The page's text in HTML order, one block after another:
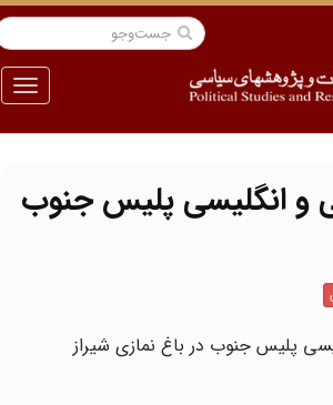
منو
و انگلیسی پلیس جنوب
پلیس جنوب در باغ نمازی شیراز